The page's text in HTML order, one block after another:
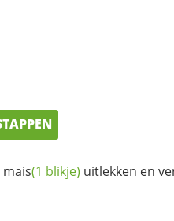
mais(1 blikje) uitlekken en